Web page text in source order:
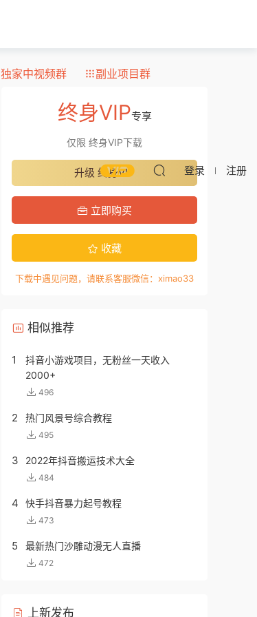
独家中视频群 副业项目群
登录 注册
终身VIP专享
仅限 终身VIP下载
升级 终身VIP
立即购买
收藏
下载中遇见问题，请联系客服微信：ximao33
相似推荐
1
抖音小游戏项目，无粉丝一天收入
2000+
496
2 热门风景号综合教程
495
3 2022年抖音搬运技术大全
484
4 快手抖音暴力起号教程
473
5 最新热门沙雕动漫无人直播
472
上新发布